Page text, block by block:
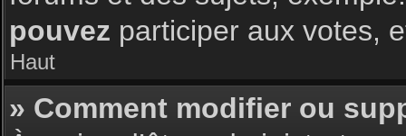
pouvez participer aux votes,
Haut
» Comment modifier ou